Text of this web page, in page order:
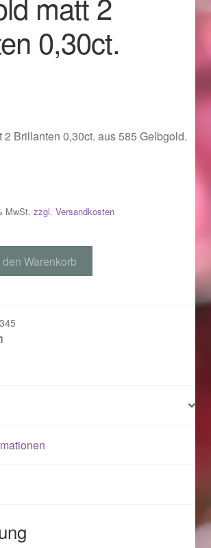
zu Fasching & Co.
zu Halloween
zu Halloween 2021
für Ostern 2015
für Ostern 2016
0,30ct.
2 Brillanten 0,30ct. aus 585 Gelbgold.
MwSt. zzgl. Versandkosten
den Warenkorb